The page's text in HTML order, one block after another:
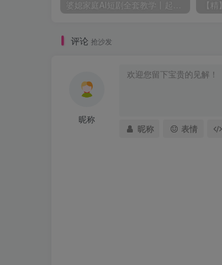
婆媳家庭AI短剧全套教学丨起号快，热门吸引女性粉丝，商单广告、橱窗带货、收徒裂变、伙伴分成等
评论 抢沙发
昵称
昵称 表情